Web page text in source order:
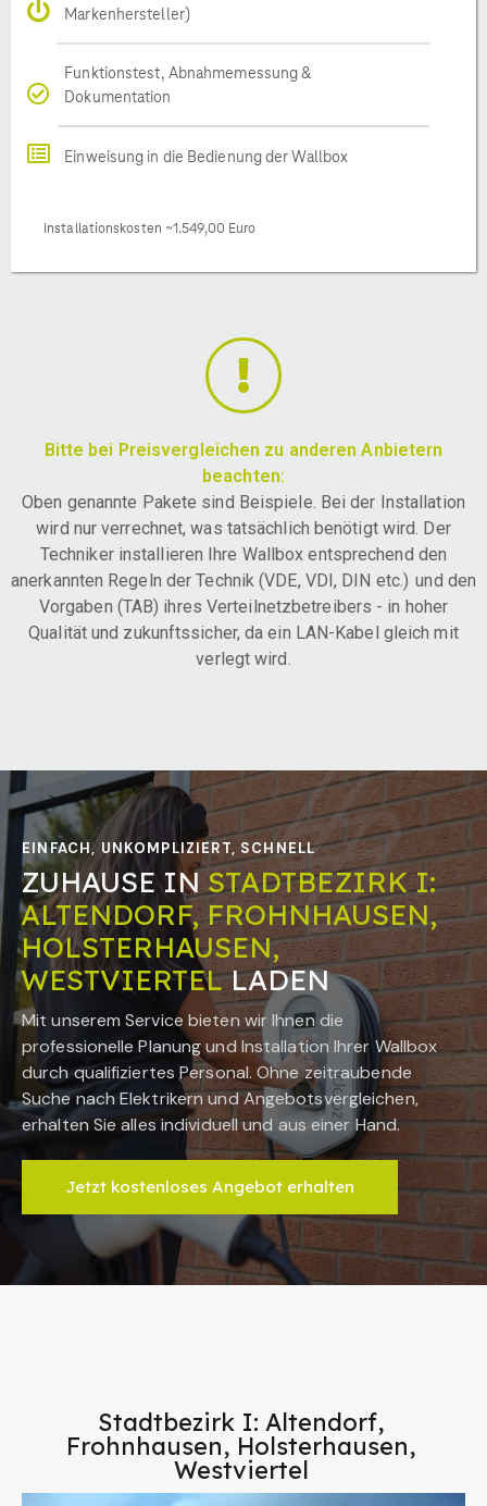
Markenhersteller)
Funktionstest, Abnahmemessung &
Dokumentation
Einweisung in die Bedienung der Wallbox
Installationskosten ~1.549,00 Euro
Bitte bei Preisvergleichen zu anderen Anbietern
beachten:
Oben genannte Pakete sind Beispiele. Bei der Installation
wird nur verrechnet, was tatsächlich benötigt wird. Der
Techniker installieren Ihre Wallbox entsprechend den
anerkannten Regeln der Technik (VDE, VDI, DIN etc.) und den
Vorgaben (TAB) ihres Verteilnetzbetreibers - in hoher
Qualität und zukunftssicher, da ein LAN-Kabel gleich mit
verlegt wird.
EINFACH, UNKOMPLIZIERT, SCHNELL
ZUHAUSE INSTADTBEZIRK I:
ALTENDORF, FROHNHAUSEN,
HOLSTERHAUSEN,
WESTVIERTELLADEN
Mit unserem Service bieten wir Ihnen die
professionelle Planung und Installation Ihrer Wallbox
durch qualifiziertes Personal. Ohne zeitraubende
Suche nach Elektrikern und Angebotsvergleichen,
erhalten Sie alles individuell und aus einer Hand.
Jetzt kostenloses Angebot erhalten
Stadtbezirk I: Altendorf,
Frohnhausen, Holsterhausen,
Westviertel